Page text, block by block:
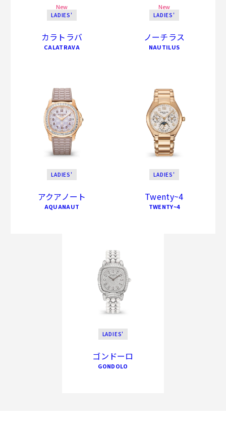
New
LADIES'
カラトラバ
CALATRAVA
New
LADIES'
ノーチラス
NAUTILUS
LADIES'
アクアノート
AQUANAUT
LADIES'
Twenty~4
TWENTY~4
LADIES'
ゴンドーロ
GONDOLO